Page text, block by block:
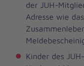
der JUH-
Adresse wie
Kinder des